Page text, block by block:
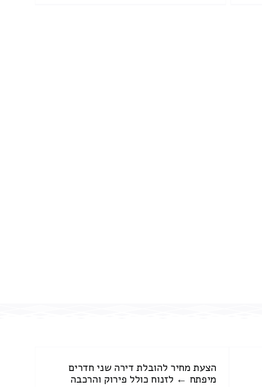
הצעת מחיר להובלת דירה שני חדרים
מיפתח ← לזנוח כולל פירוק והרכבה